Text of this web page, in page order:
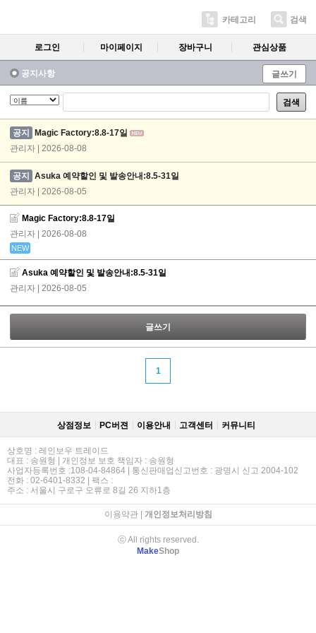
카테고리 검색
로그인 마이페이지 장바구니 관심상품
공지사항 글쓰기
검색
공지 Magic Factory:8.8-17일
관리자 | 2026-08-08
공지 Asuka 예약할인 및 발송안내:8.5-31일
관리자 | 2026-08-05
Magic Factory:8.8-17일
관리자 | 2026-08-08
NEW
Asuka 예약할인 및 발송안내:8.5-31일
관리자 | 2026-08-05
글쓰기
1
상점정보 PC버젼 이용안내 고객센터 커뮤니티
상호명 : 레인보우 트레이드
대표 : 송원형 | 개인정보 보호 책임자 : 송원형
사업자등록번호 :108-04-84864 | 통신판매업신고번호 : 광명시 신고 2004-102
전화 : 02-6401-8332 | 팩스 :
주소 : 서울시 구로구 오류로 8길 26 지하1층
이용약관| 개인정보처리방침
ⓒ All rights reserved.
MakeShop